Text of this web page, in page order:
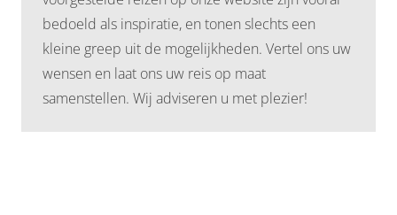
bedoeld als inspiratie, en tonen slechts een
kleine greep uit de mogelijkheden. Vertel ons uw
wensen en laat ons uw reis op maat
samenstellen. Wij adviseren u met plezier!